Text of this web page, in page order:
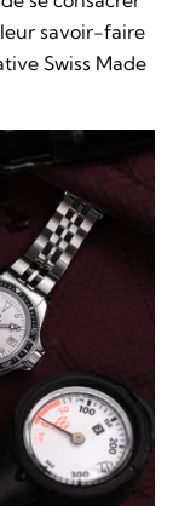
savoir-faire
Swiss Made